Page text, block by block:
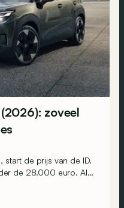
zoveel
de prijs van de ID.
de 28.000 euro. Al